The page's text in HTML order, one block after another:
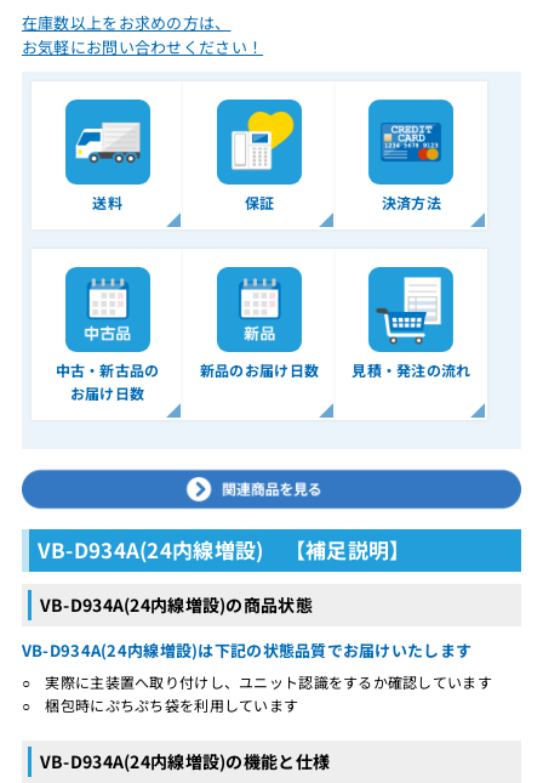
在庫数以上をお求めの方は、
お気軽にお問い合わせください！
送料 保証 決済方法
中古・新古品の
お届け日数
新品のお届け日数 見積・発注の流れ
VB-D934A(24内線増設) 【補足説明】
VB-D934A(24内線増設)の商品状態
VB-D934A(24内線増設)は下記の状態品質でお届けいたします
○ 実際に主装置へ取り付けし、ユニット認識をするか確認しています
○ 梱包時にぷちぷち袋を利用しています
VB-D934A(24内線増設)の機能と仕様